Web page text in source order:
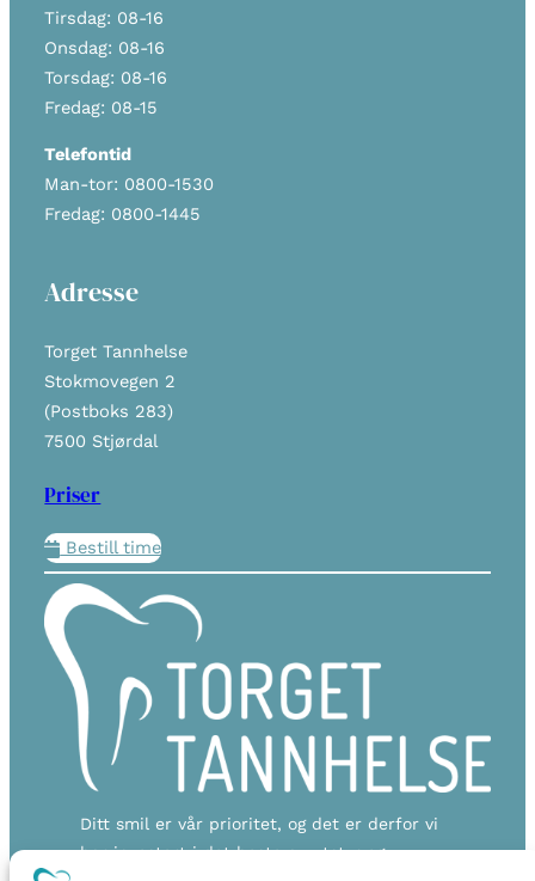
Tirsdag: 08-16
Onsdag: 08-16
Torsdag: 08-16
Fredag: 08-15
Telefontid
Man-tor: 0800-1530
Fredag: 0800-1445
Adresse
Torget Tannhelse
Stokmovegen 2
(Postboks 283)
7500 Stjørdal
Priser
Bestill time
Ditt smil er vår prioritet, og det er derfor vi
har investert i det beste av utstyr og